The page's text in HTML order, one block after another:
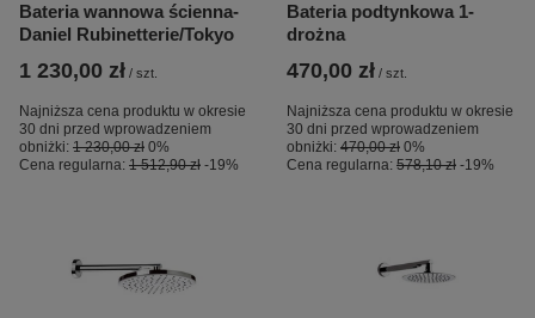
Bateria wannowa ścienna-
Daniel Rubinetterie/Tokyo
1 230,00 zł / szt.
Najniższa cena produktu w okresie
30 dni przed wprowadzeniem
obniżki: 1 230,00 zł 0%
Cena regularna: 1 512,90 zł -19%
Bateria podtynkowa 1-
drożna
470,00 zł / szt.
Najniższa cena produktu w okresie
30 dni przed wprowadzeniem
obniżki: 470,00 zł 0%
Cena regularna: 578,10 zł -19%